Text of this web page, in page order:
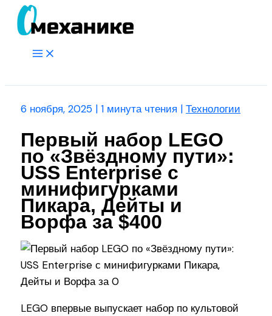
Перейти
Main
6 ноября, 2025 |1 минута чтения |Технологии
Первый набор LEGO
по «Звёздному пути»:
USS Enterprise с
минифигурками
Пикара, Дейты и
Ворфа за $400
LEGO впервые выпускает набор по культовой